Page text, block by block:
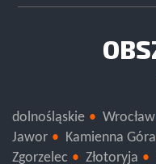
dolnośląskie Wrocław
Jawor
Kamienna Góra